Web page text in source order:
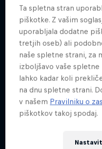
Dan za dekleta
Ta spletna stran
piškotke. Z vašim
uporabljala dodatne
tretjih oseb) ali
naše spletne strani, za
izboljšavo vaše spletne
lahko kadar koli
na dnu spletne strani.
v našem Pravilniku o
piškotkov takoj spodaj.